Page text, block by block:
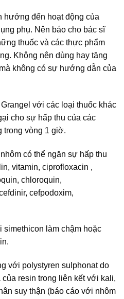
hưởng đến hoạt động của
phụ. Nên báo cho bác sĩ
thuốc và các thực phẩm
Không nên dùng hay tăng
không có sự hướng dẫn của
với các loại thuốc khác
cho sự hấp thu của các
trong vòng 1 giờ.
có thể ngăn sự hấp thu
vitamin, ciprofloxacin ,
chloroquin,
cefpodoxim,
simethicon làm chậm hoặc
với polystyren sulphonat do
resin trong liên kết với kali,
suy thận (báo cáo với nhôm